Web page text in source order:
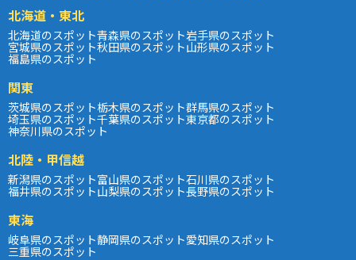
北海道・東北
北海道のスポット青森県のスポット岩手県のスポット
宮城県のスポット秋田県のスポット山形県のスポット
福島県のスポット
関東
茨城県のスポット栃木県のスポット群馬県のスポット
埼玉県のスポット千葉県のスポット東京都のスポット
神奈川県のスポット
北陸・甲信越
新潟県のスポット富山県のスポット石川県のスポット
福井県のスポット山梨県のスポット長野県のスポット
東海
岐阜県のスポット静岡県のスポット愛知県のスポット
三重県のスポット